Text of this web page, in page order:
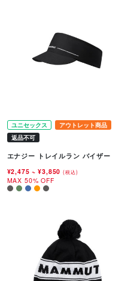
ユニセックス
アウトレット商品
返品不可
エナジー トレイルラン バイザー
¥2,475~ ¥3,850(税込)
MAX 50% OFF